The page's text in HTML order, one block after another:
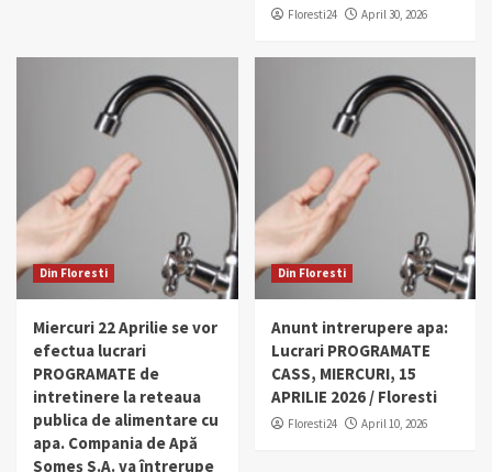
Floresti24 April 30, 2026
Din Floresti
Miercuri 22 Aprilie se vor
efectua lucrari
PROGRAMATE de
intretinere la reteaua
publica de alimentare cu
apa. Compania de Apă
Someș S.A. va întrerupe
Din Floresti
Anunt intrerupere apa:
Lucrari PROGRAMATE
CASS, MIERCURI, 15
APRILIE 2026 / Floresti
Floresti24 April 10, 2026